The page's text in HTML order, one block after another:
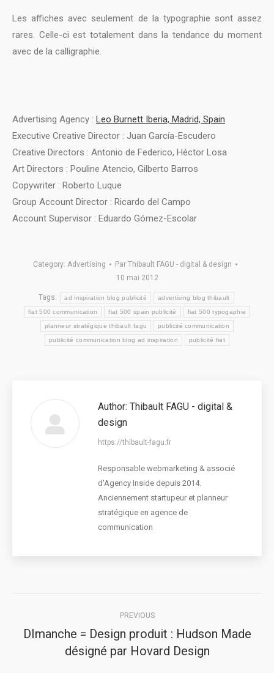
Les affiches avec seulement de la typographie sont assez
rares. Celle-ci est totalement dans la tendance du moment
avec de la calligraphie.
Advertising Agency : Leo Burnett Iberia, Madrid, Spain
Executive Creative Director : Juan García-Escudero
Creative Directors : Antonio de Federico, Héctor Losa
Art Directors : Pouline Atencio, Gilberto Barros
Copywriter : Roberto Luque
Group Account Director : Ricardo del Campo
Account Supervisor : Eduardo Gómez-Escolar
Category: Advertising Par Thibault FAGU - digital & design
10 mai 2012
Tags: ad inspiration blog publicité advertising blog thibault
fiat 500 communication fiat 500 spain publicité fiat 500 typogaphie
planneur stratégique thibault fagu publicité communication
publicité communication blog ad inspiration publicité fiat
Author: Thibault FAGU - digital &
design
https://thibault-fagu.fr
Responsable webmarketing & associé
d'Agency Inside depuis 2014.
Anciennement startupeur et planneur
stratégique en agence de
communication
navigation
PREVIOUS
Previous
post:
DImanche = Design produit : Hudson Made
désigné par Hovard Design